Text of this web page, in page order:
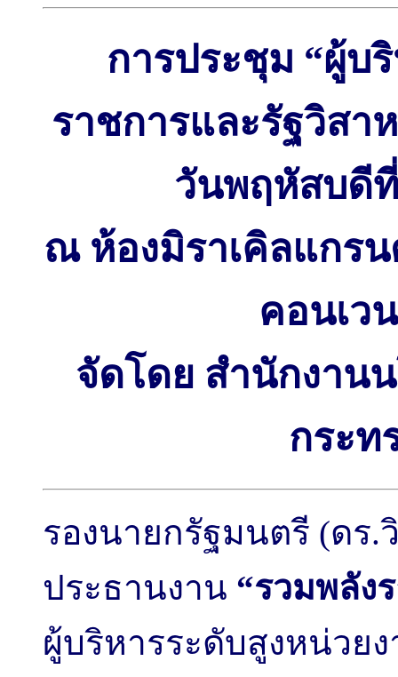
การประชุม “ผู้บ
ราชการและรัฐวิสา
วันพฤหัสบดีที่
ณ ห้องมิราเคิลแกร
คอนเว
จัดโดย สำนักงาน
กระท
รองนายกรัฐมนตรี (ดร.
ประธานงาน “รวมพลัง
ผู้บริหารระดับสูงหน่วย